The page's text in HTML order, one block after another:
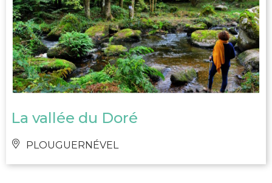
La vallée du Doré
PLOUGUERNÉVEL